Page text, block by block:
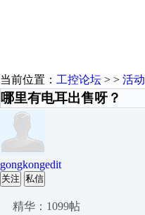
当前位置： 工控论坛 > > 活动
哪里有电耳出售呀？
gongkongedit
关注 私信
精华：1099帖